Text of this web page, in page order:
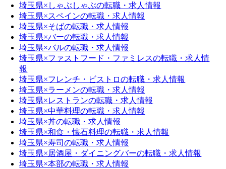
埼玉県×しゃぶしゃぶの転職・求人情報
埼玉県×スペインの転職・求人情報
埼玉県×そばの転職・求人情報
埼玉県×バーの転職・求人情報
埼玉県×バルの転職・求人情報
埼玉県×ファストフード・ファミレスの転職・求人情
報
埼玉県×フレンチ・ビストロの転職・求人情報
埼玉県×ラーメンの転職・求人情報
埼玉県×レストランの転職・求人情報
埼玉県×中華料理の転職・求人情報
埼玉県×丼の転職・求人情報
埼玉県×和食・懐石料理の転職・求人情報
埼玉県×寿司の転職・求人情報
埼玉県×居酒屋・ダイニングバーの転職・求人情報
埼玉県×本部の転職・求人情報